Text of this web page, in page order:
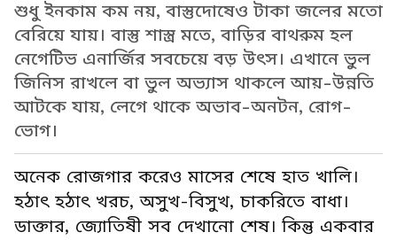
শুধু ইনকাম কম নয়, বাস্তুদোষেও টাকা জলের মতো
বেরিয়ে যায়। বাস্তু শাস্ত্র মতে, বাড়ির বাথরুম হল
নেগেটিভ এনার্জির সবচেয়ে বড় উৎস। এখানে ভুল
জিনিস রাখলে বা ভুল অভ্যাস থাকলে আয়-উন্নতি
আটকে যায়, লেগে থাকে অভাব-অনটন, রোগ-
ভোগ।
অনেক রোজগার করেও মাসের শেষে হাত খালি।
হঠাৎ হঠাৎ খরচ, অসুখ-বিসুখ, চাকরিতে বাধা।
ডাক্তার, জ্যোতিষী সব দেখানো শেষ। কিন্তু একবার